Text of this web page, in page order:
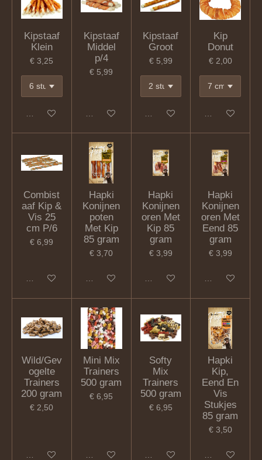
Kipstaaf
Klein
€ 3,25
In winkelwagen
Kipstaaf
Middel
p/4
€ 5,99
In winkelwagen
Kipstaaf
Groot
€ 5,99
In winkelwagen
Kip
Donut
€ 2,00
In winkelwagen
Combist
aaf Kip &
Vis 25
cm P/6
€ 6,99
In winkelwagen
Hapki
Konijnen
poten
Met Kip
85 gram
€ 3,70
In winkelwagen
Hapki
Konijnen
oren Met
Kip 85
gram
€ 3,99
In winkelwagen
Hapki
Konijnen
oren Met
Eend 85
gram
€ 3,99
In winkelwagen
Wild/Gev
ogelte
Trainers
200 gram
€ 2,50
In winkelwagen
Mini Mix
Trainers
500 gram
€ 6,95
In winkelwagen
Softy
Mix
Trainers
500 gram
€ 6,95
In winkelwagen
Hapki
Kip,
Eend En
Vis
Stukjes
85 gram
€ 3,50
In winkelwagen